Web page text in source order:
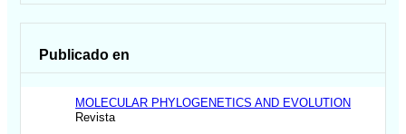
Publicado en
MOLECULAR PHYLOGENETICS AND EVOLUTION
Revista